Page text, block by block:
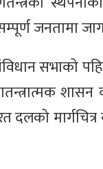
जनतामा
सभाको
दलको